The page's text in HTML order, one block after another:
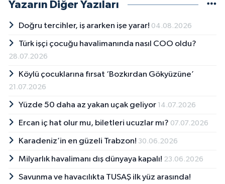
Yazarın Diğer Yazıları
Doğru tercihler, iş ararken işe yarar! 04.08.2026
Türk işçi çocuğu havalimanında nasıl COO oldu?
28.07.2026
Köylü çocuklarına fırsat ‘Bozkırdan Gökyüzüne’
21.07.2026
Yüzde 50 daha az yakan uçak geliyor 14.07.2026
Ercan iç hat olur mu, biletleri ucuzlar mı? 07.07.2026
Karadeniz’in en güzeli Trabzon! 30.06.2026
Milyarlık havalimanı dış dünyaya kapalı! 23.06.2026
Savunma ve havacılıkta TUSAŞ ilk yüz arasında!